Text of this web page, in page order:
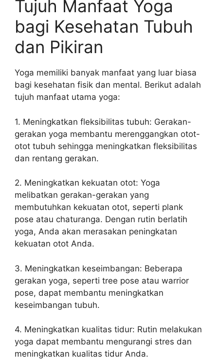
Tujuh Manfaat Yoga
bagi Kesehatan Tubuh
dan Pikiran
Yoga memiliki banyak manfaat yang luar biasa
bagi kesehatan fisik dan mental. Berikut adalah
tujuh manfaat utama yoga:
1. Meningkatkan fleksibilitas tubuh: Gerakan-
gerakan yoga membantu merenggangkan otot-
otot tubuh sehingga meningkatkan fleksibilitas
dan rentang gerakan.
2. Meningkatkan kekuatan otot: Yoga
melibatkan gerakan-gerakan yang
membutuhkan kekuatan otot, seperti plank
pose atau chaturanga. Dengan rutin berlatih
yoga, Anda akan merasakan peningkatan
kekuatan otot Anda.
3. Meningkatkan keseimbangan: Beberapa
gerakan yoga, seperti tree pose atau warrior
pose, dapat membantu meningkatkan
keseimbangan tubuh.
4. Meningkatkan kualitas tidur: Rutin melakukan
yoga dapat membantu mengurangi stres dan
meningkatkan kualitas tidur Anda.